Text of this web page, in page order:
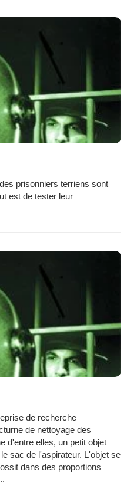
prisonniers terriens sont
est de tester leur
de recherche
de nettoyage des
d'entre elles, un petit objet
sac de l'aspirateur. L'objet se
dans des proportions